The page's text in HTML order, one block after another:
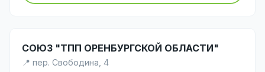
СОЮЗ "ТПП ОРЕНБУРГСКОЙ ОБЛАСТИ"
📍 пер. Свободина, 4